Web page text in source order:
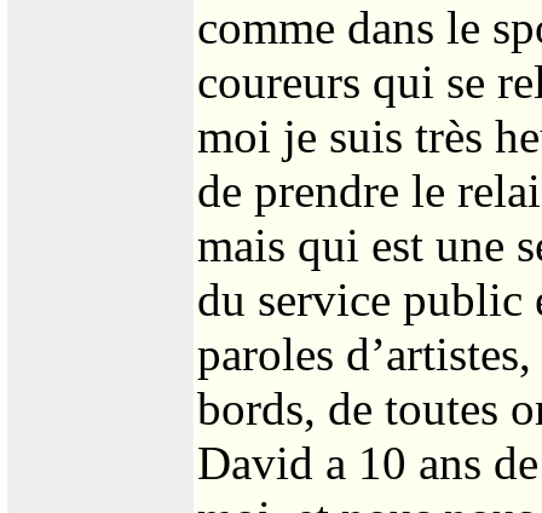
comme dans le
coureurs qui se
moi je suis très
de prendre le
mais qui est une
du service public
paroles
bords, de toutes
David a 10 ans